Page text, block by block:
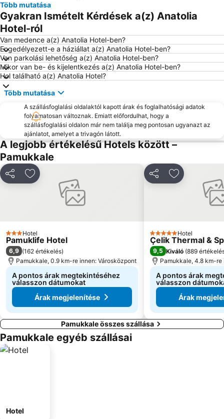
Több mutatása
Gyakran Ismételt Kérdések a(z) Anatolia
Hotel-ról
Van medence a(z) Anatolia Hotel-ben?
Engedélyezett-e a háziállat a(z) Anatolia Hotel-ben?
Van parkolási lehetőség a(z) Anatolia Hotel-ben?
Mikor van be- és kijelentkezés a(z) Anatolia Hotel-ben?
Hol található a(z) Anatolia Hotel?
Több mutatása
A szállásfoglalási oldalaktól kapott árak és foglalhatósági adatok
folyamatosan változnak. Emiatt előfordulhat, hogy a
szállásfoglalási oldalon már nem találja meg pontosan ugyanazt az
ajánlatot, amelyet a trivagón látott.
A legjobb értékelésű Hotels között –
Pamukkale
MegosztásHozzáadás a kedvencekhez
3 Kategória
Hotel
Pamuklife Hotel
6,9 (162 értékelés)
Pamukkale, 0.9 km-re innen: Városközpont
A pontos árak megtekintéséhez
válasszon dátumokat
Árak megjelenítése
MegosztásHozzáadás
5 Kategória
Hotel
Çelik Thermal &
9,5 Kiváló (889
Pamukkale, 4.8 km-
A pontos árak
válasszon
Árak
Pamukkale összes szállása
Pamukkale egyéb szállásai
Hotel